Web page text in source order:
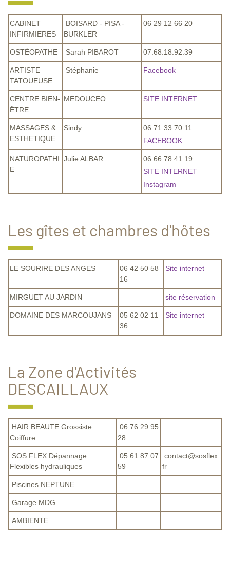
CABINET
INFIRMIERES
BOISARD - PISA -
BURKLER
06 29 12 66 20
OSTÉOPATHE Sarah PIBAROT 07.68.18.92.39
ARTISTE
TATOUEUSE
Stéphanie Facebook
CENTRE BIEN-
ÊTRE
MEDOUCEO SITE INTERNET
MASSAGES &
ESTHETIQUE
Sindy
06.71.33.70.11
FACEBOOK
NATUROPATHI
E
Julie ALBAR
06.66.78.41.19
SITE INTERNET
Instagram
Les gîtes et chambres d'hôtes
LE SOURIRE DES ANGES
06 42 50 58
16
Site internet
MIRGUET AU JARDIN site réservation
DOMAINE DES MARCOUJANS
05 62 02 11
36
Site internet
La Zone d'Activités
DESCAILLAUX
HAIR BEAUTE Grossiste
Coiffure
06 76 29 95
28
SOS FLEX Dépannage
Flexibles hydrauliques
05 61 87 07
59
contact@sosflex.
fr
Piscines NEPTUNE
Garage MDG
AMBIENTE